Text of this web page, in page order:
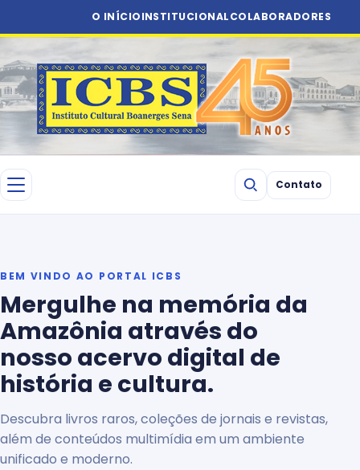
O INÍCIOINSTITUCIONALCOLABORADORES
Contato
BEM VINDO AO PORTAL ICBS
Mergulhe na memória da
Amazônia através do
nosso acervo digital de
história e cultura.
Descubra livros raros, coleções de jornais e revistas,
além de conteúdos multimídia em um ambiente
unificado e moderno.